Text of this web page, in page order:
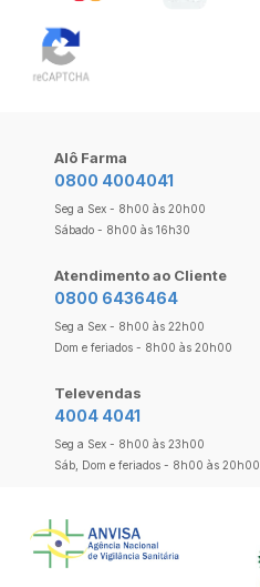
Alô Farma
0800 4004041
Seg a Sex - 8h00 às 20h00
Sábado - 8h00 às 16h30
Atendimento ao Cliente
0800 6436464
Seg a Sex - 8h00 às 22h00
Dom e feriados - 8h00 às 20h00
Televendas
4004 4041
Seg a Sex - 8h00 às 23h00
Sáb, Dom e feriados - 8h00 às 20h00